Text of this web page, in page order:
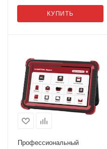
КУПИТЬ
Профессиональный